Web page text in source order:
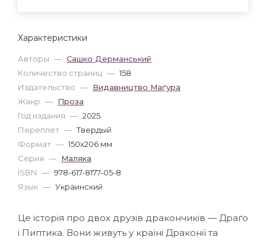
Характеристики
Авторы — Сашко Дерманський
Количество страниц — 158
Издательство — Видавництво Маґура
Жанр — Проза
Год издания — 2025
Переплет — Твердый
Формат — 150x206 мм
Серия — Маляка
ISBN — 978-617-8177-05-8
Язык — Украинский
Це історія про двох друзів дракончиків — Драґо
і Пиптика. Вони живуть у країні Драконії та